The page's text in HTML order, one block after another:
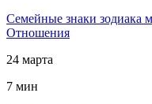
Cемейные знаки зодиака
Отношения
24 марта
7 мин